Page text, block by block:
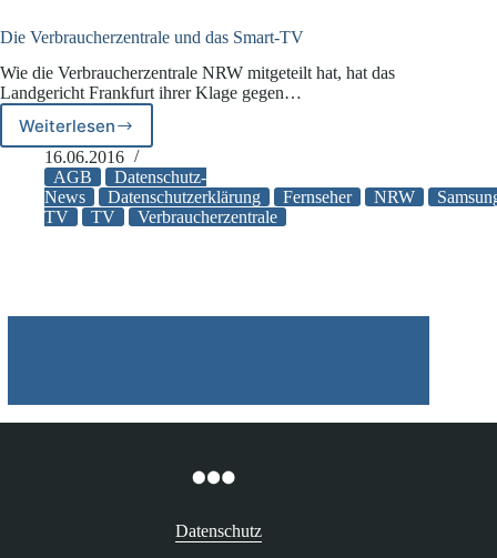
durch
NRW
abgemahnt
Die Verbraucherzentrale und das Smart-TV
Wie die Verbraucherzentrale NRW mitgeteilt hat, hat das
Landgericht Frankfurt ihrer Klage gegen…
Weiterlesen
Die
Verbraucherzentrale
und
das
Smart-
16.06.2016
AGB
Datenschutz-
News
Datenschutzerklärung Fernseher NRW
TV
TV Verbraucherzentrale
Datenschutz